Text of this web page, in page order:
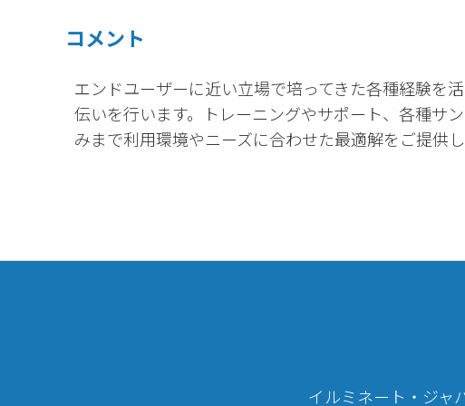
コメント
エンドユーザーに近い立場で培ってきた各種経験を
伝いを行います。トレーニングやサポート、各種サ
みまで利用環境やニーズに合わせた最適解をご提供し
イルミネート・ジャ